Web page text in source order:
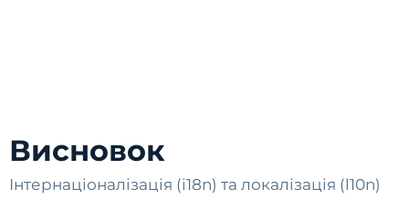
Висновок
Інтернаціоналізація (i18n) та локалізація (l10n)